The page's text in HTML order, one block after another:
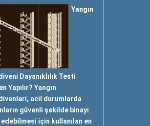
Yangın
Dayanıklılık Testi
Yapılır? Yangın
acil durumlarda
güvenli şekilde binayı
için kullanılan en